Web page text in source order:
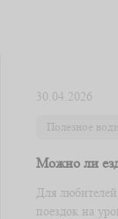
30.04.2026
Полезное
Можно ли
Для
поездок на